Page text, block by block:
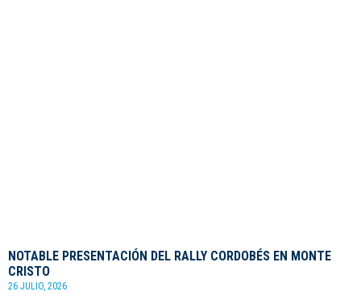
NOTABLE PRESENTACIÓN DEL RALLY CORDOBÉS EN MONTE
CRISTO
26 JULIO, 2026